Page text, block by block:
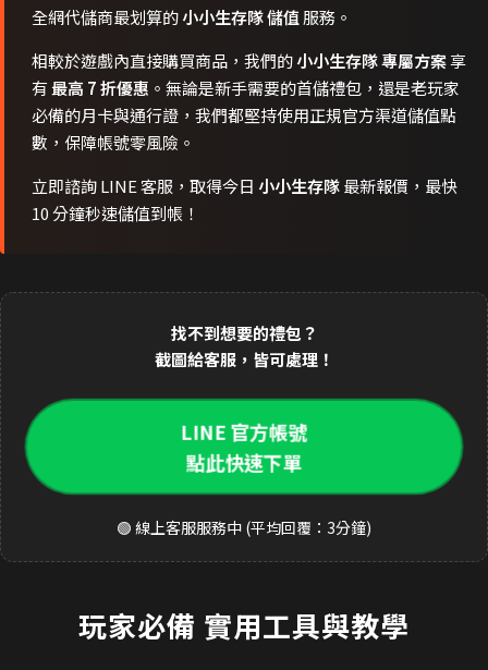
全網代儲商最划算的小小生存隊 儲值服務。
相較於遊戲內直接購買商品，我們的小小生存隊 專屬方案享
有最高 7 折優惠 。無論是新手需要的首儲禮包，還是老玩家
必備的月卡與通行證，我們都堅持使用正規官方渠道儲值點
數，保障帳號零風險。
立即諮詢 LINE 客服，取得今日 小小生存隊最新報價，最快
10 分鐘秒速儲值到帳！
找不到想要的禮包？
截圖給客服，皆可處理！
LINE 官方帳號
點此快速下單
🟢 線上客服服務中 (平均回覆：3分鐘)
玩家必備 實用工具與教學